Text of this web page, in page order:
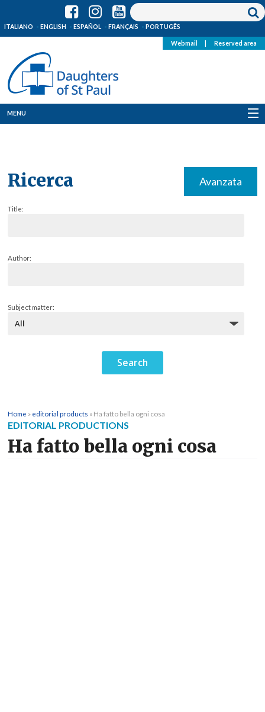
ITALIANO ENGLISH ESPAÑOL FRANÇAIS PORTUGÊS
Webmail Reserved area
MENU
Ricerca Avanzata
Title:
Author:
Subject matter:
Home » editorial products » Ha fatto bella ogni cosa
EDITORIAL PRODUCTIONS
Ha fatto bella ogni cosa